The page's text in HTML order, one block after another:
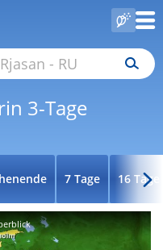
3-Tage
7 Tage 16 Tage